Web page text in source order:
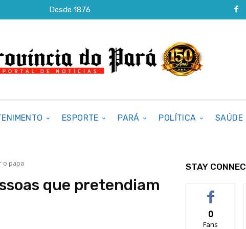
Desde 1876
ESPORTE PARÁ POLÍTICA SAÚDE
o papa
que pretendiam
STAY
0
Fans